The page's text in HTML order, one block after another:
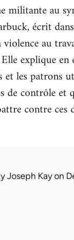
militante au
écrit
au
explique en
et les patrons
de contrôle et
contre ces
Joseph Kayon